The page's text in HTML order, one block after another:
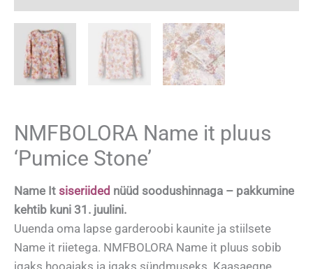
NMFBOLORA Name it pluus
‘Pumice Stone’
Name It siseriided nüüd soodushinnaga – pakkumine
kehtib kuni 31. juulini.
Uuenda oma lapse garderoobi kaunite ja stiilsete
Name it riietega. NMFBOLORA Name it pluus sobib